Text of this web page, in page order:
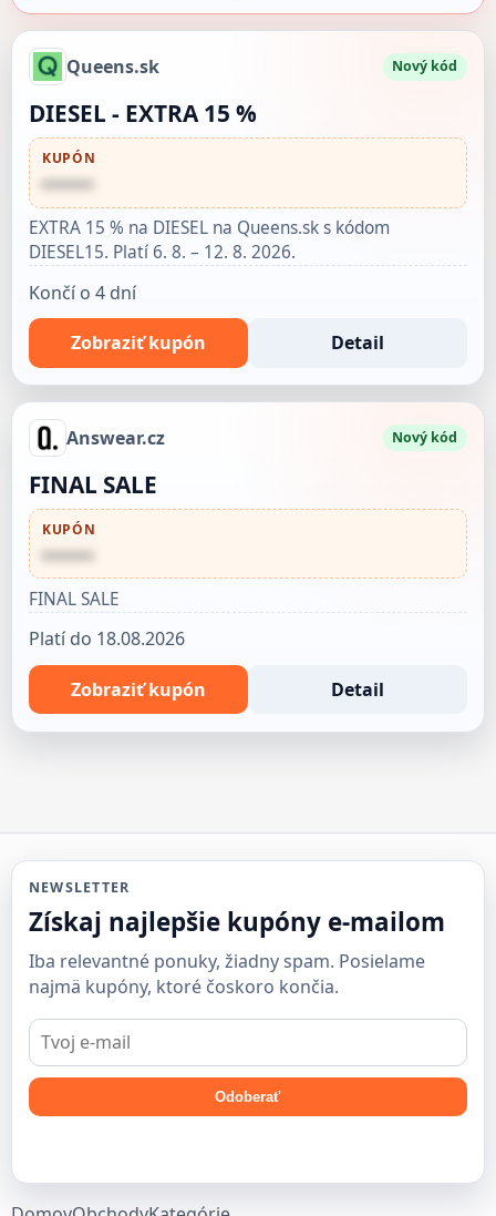
Queens.sk Nový kód
DIESEL - EXTRA 15 %
KUPÓN
••••••
EXTRA 15 % na DIESEL na Queens.sk s kódom
DIESEL15. Platí 6. 8. – 12. 8. 2026.
Končí o 4 dní
Zobraziť kupón Detail
Answear.cz Nový kód
FINAL SALE
KUPÓN
••••••
FINAL SALE
Platí do 18.08.2026
Zobraziť kupón Detail
NEWSLETTER
Získaj najlepšie kupóny e-mailom
Iba relevantné ponuky, žiadny spam. Posielame
najmä kupóny, ktoré čoskoro končia.
E-
mail
Odoberať